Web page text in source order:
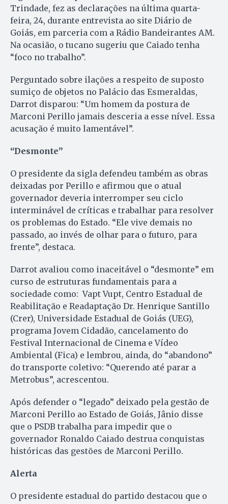
Trindade, fez as declarações na última quarta-
feira, 24, durante entrevista ao site Diário de
Goiás, em parceria com a Rádio Bandeirantes AM.
Na ocasião, o tucano sugeriu que Caiado tenha
“foco no trabalho”.
Perguntado sobre ilações a respeito de suposto
sumiço de objetos no Palácio das Esmeraldas,
Darrot disparou: “Um homem da postura de
Marconi Perillo jamais desceria a esse nível. Essa
acusação é muito lamentável”.
“Desmonte”
O presidente da sigla defendeu também as obras
deixadas por Perillo e afirmou que o atual
governador deveria interromper seu ciclo
interminável de críticas e trabalhar para resolver
os problemas do Estado. “Ele vive demais no
passado, ao invés de olhar para o futuro, para
frente”, destaca.
Darrot avaliou como inaceitável o “desmonte” em
curso de estruturas fundamentais para a
sociedade como: Vapt Vupt, Centro Estadual de
Reabilitação e Readaptação Dr. Henrique Santillo
(Crer), Universidade Estadual de Goiás (UEG),
programa Jovem Cidadão, cancelamento do
Festival Internacional de Cinema e Vídeo
Ambiental (Fica) e lembrou, ainda, do “abandono”
do transporte coletivo: “Querendo até parar a
Metrobus”, acrescentou.
Após defender o “legado” deixado pela gestão de
Marconi Perillo ao Estado de Goiás, Jânio disse
que o PSDB trabalha para impedir que o
governador Ronaldo Caiado destrua conquistas
históricas das gestões de Marconi Perillo.
Alerta
O presidente estadual do partido destacou que o